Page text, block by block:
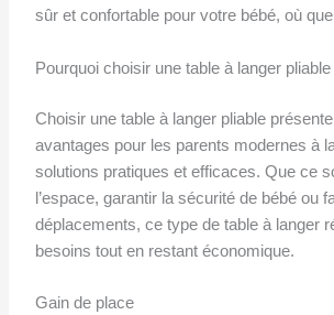
sûr et confortable pour votre bébé, où
Pourquoi choisir une table à langer pliable
Choisir une table à langer pliable
avantages pour les parents modernes à
solutions pratiques et efficaces. Que ce
l’espace, garantir la sécurité de bébé ou
déplacements, ce type de table à langer
besoins tout en restant économique.
Gain de place